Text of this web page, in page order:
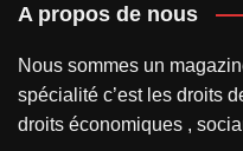
A propos de nous
Nous sommes un
spécialité c’est les droits
droits économiques ,